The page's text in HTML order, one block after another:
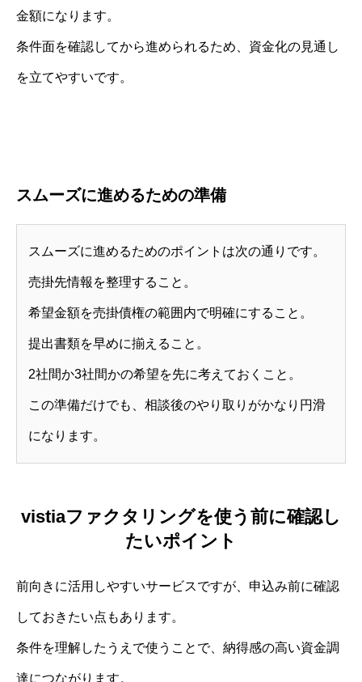
金額になります。
条件面を確認してから進められるため、資金化の見通し
を立てやすいです。
スムーズに進めるための準備
スムーズに進めるためのポイントは次の通りです。
売掛先情報を整理すること。
希望金額を売掛債権の範囲内で明確にすること。
提出書類を早めに揃えること。
2社間か3社間かの希望を先に考えておくこと。
この準備だけでも、相談後のやり取りがかなり円滑
になります。
vistiaファクタリングを使う前に確認し
たいポイント
前向きに活用しやすいサービスですが、申込み前に確認
しておきたい点もあります。
条件を理解したうえで使うことで、納得感の高い資金調
達につながります。